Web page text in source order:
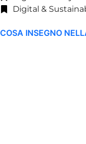
Digital &
COSA INSEGNO